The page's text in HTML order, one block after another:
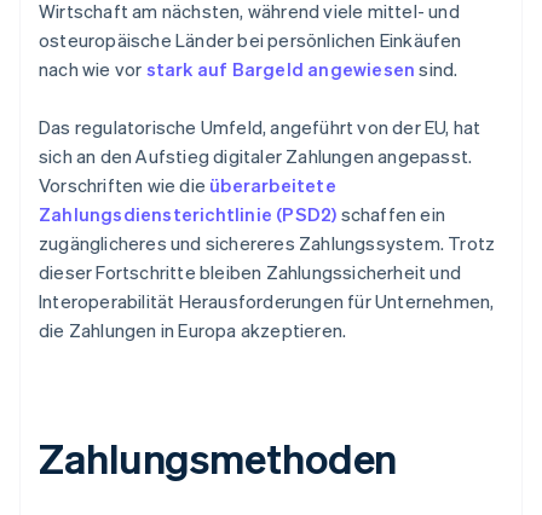
Wirtschaft am nächsten, während viele mittel- und
osteuropäische Länder bei persönlichen Einkäufen
nach wie vor stark auf Bargeld angewiesen sind.
Das regulatorische Umfeld, angeführt von der EU, hat
sich an den Aufstieg digitaler Zahlungen angepasst.
Vorschriften wie die überarbeitete
Zahlungsdiensterichtlinie (PSD2) schaffen ein
zugänglicheres und sichereres Zahlungssystem. Trotz
dieser Fortschritte bleiben Zahlungssicherheit und
Interoperabilität Herausforderungen für Unternehmen,
die Zahlungen in Europa akzeptieren.
Zahlungsmethoden